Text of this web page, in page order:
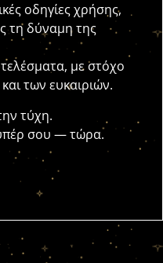
οδηγίες χρήσης,
τη δύναμη της
με στόχο
των ευκαιριών.
τύχη.
σου — τώρα.